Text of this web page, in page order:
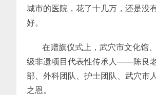
城市的医院，花了十几万，还是没
好。
在赠旗仪式上，武穴市文化馆
级非遗项目代表性传承人——陈良
部、外科团队、护士团队、武穴市
之恩。